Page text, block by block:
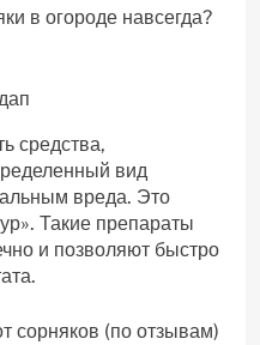
средства,
вид
вреда. Это
Такие препараты
и позволяют быстро
сорняков (по отзывам)